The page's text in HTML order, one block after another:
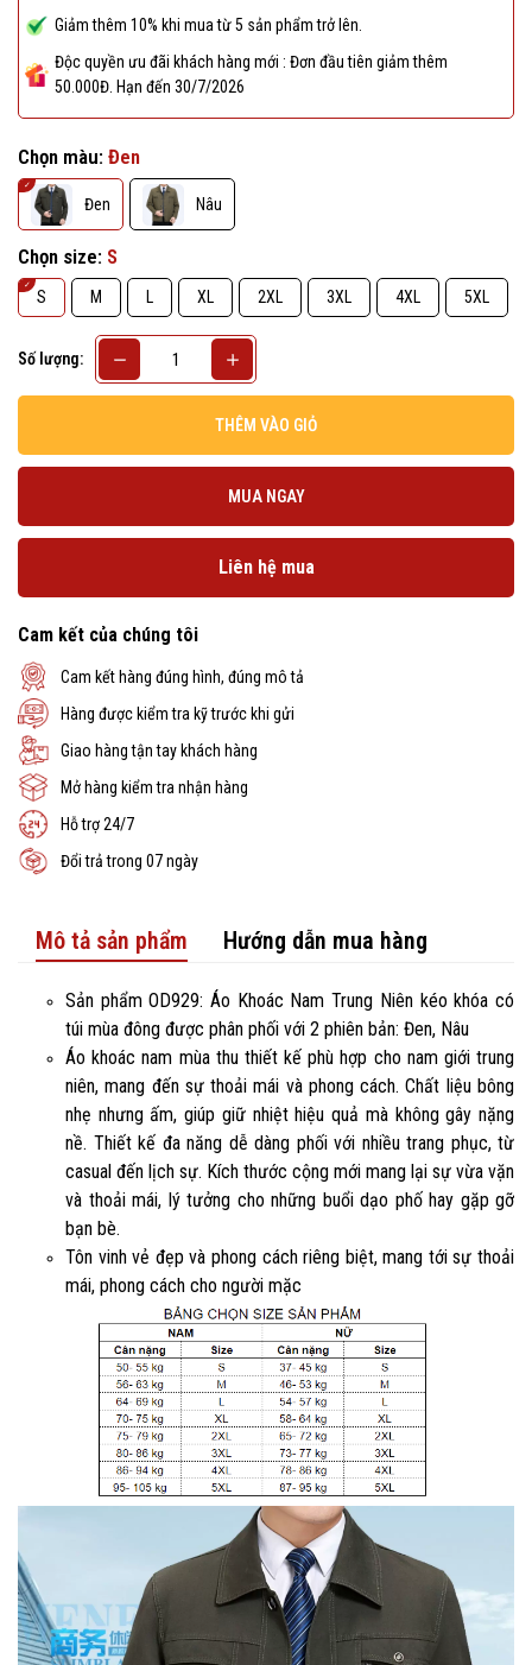
Giảm thêm 10% khi mua từ 5 sản phẩm trở lên.
Độc quyền ưu đãi khách hàng mới : Đơn đầu tiên giảm thêm
50.000Đ. Hạn đến 30/7/2026
Chọn màu: Đen
Đen Nâu
Chọn size: S
S M L XL 2XL 3XL 4XL 5XL
Số lượng:
THÊM VÀO GIỎ
MUA NGAY
Liên hệ mua
Cam kết của chúng tôi
Cam kết hàng đúng hình, đúng mô tả
Hàng được kiểm tra kỹ trước khi gửi
Giao hàng tận tay khách hàng
Mở hàng kiểm tra nhận hàng
Hỗ trợ 24/7
Đổi trả trong 07 ngày
Mô tả sản phẩm Hướng dẫn mua hàng
Sản phẩm OD929: Áo Khoác Nam Trung Niên kéo khóa có
túi mùa đông được phân phối với 2 phiên bản: Đen, Nâu
Áo khoác nam mùa thu thiết kế phù hợp cho nam giới trung
niên, mang đến sự thoải mái và phong cách. Chất liệu bông
nhẹ nhưng ấm, giúp giữ nhiệt hiệu quả mà không gây nặng
nề. Thiết kế đa năng dễ dàng phối với nhiều trang phục, từ
casual đến lịch sự. Kích thước cộng mới mang lại sự vừa vặn
và thoải mái, lý tưởng cho những buổi dạo phố hay gặp gỡ
bạn bè.
Tôn vinh vẻ đẹp và phong cách riêng biệt, mang tới sự thoải
mái, phong cách cho người mặc